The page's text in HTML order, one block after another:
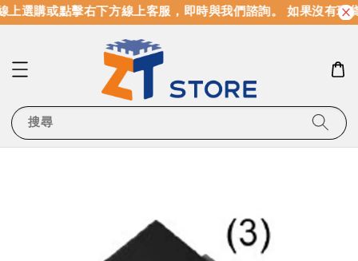
選購或點擊右下方線上客服，即時與我們諮詢。 如果沒有現
搜尋